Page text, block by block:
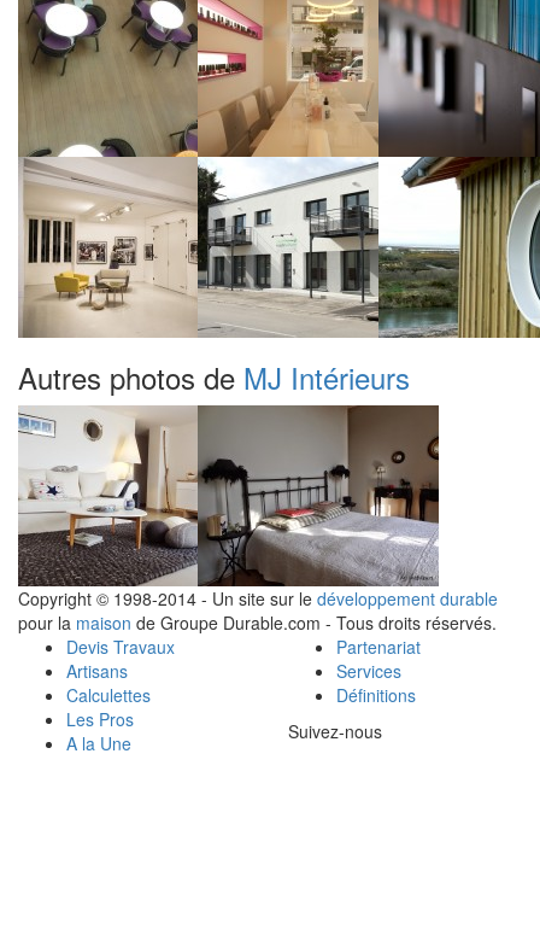
Autres photos de MJ Intérieurs
Copyright © 1998-2014 - Un site sur le développement durable
pour la maison de Groupe Durable.com - Tous droits réservés.
Devis Travaux
Artisans
Calculettes
Les Pros
A la Une
Partenariat
Services
Définitions
Suivez-nous